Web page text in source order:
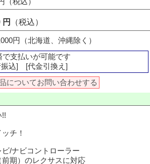
税込）
（税込）
円（北海道、沖縄除く）
支払いが可能です
込] [代金引換え]
についてお問い合わせする
!!
チ！
/ナビコントローラー
期）のレクサスに対応